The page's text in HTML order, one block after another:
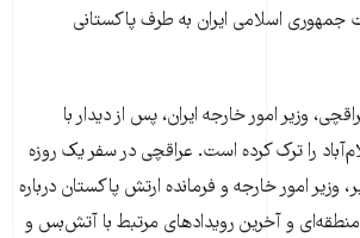
اسلامی ایران به طرف پاکستانی
وزیر امور خارجه ایران، پس از دیدار با
را ترک کرده است. عراقچی در سفر یک روزه
وزیر امور خارجه و فرمانده ارتش پاکستان درباره
منطقه‌ای و آخرین رویدادهای مرتبط با آتش‌بس و